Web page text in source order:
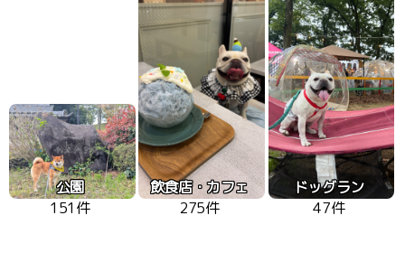
公園
151件
飲食店・カフェ
275件
ドッグラン
47件